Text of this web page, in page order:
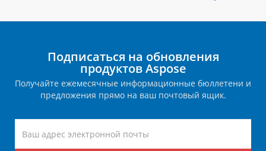
Подписаться на обновления
продуктов Aspose
Получайте ежемесячные информационные бюллетени и
предложения прямо на ваш почтовый ящик.